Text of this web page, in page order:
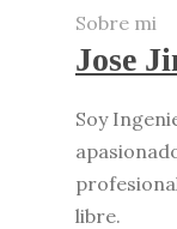
Sobre mi
Jose
Soy
libre.